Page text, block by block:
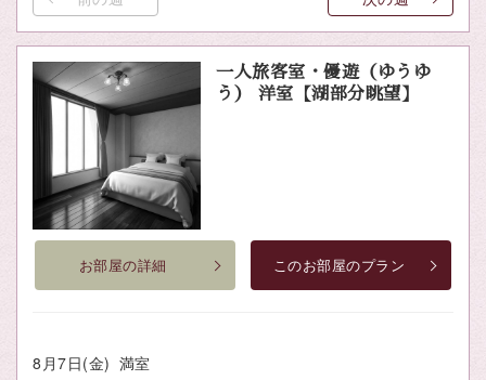
一人旅客室・優遊（ゆうゆ
う） 洋室【湖部分眺望】
お部屋の詳細 このお部屋のプラン
8月7日(金) 満室